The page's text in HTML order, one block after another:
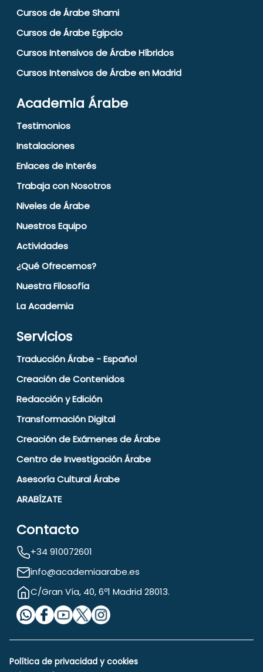
Cursos de Árabe Shami
Cursos de Árabe Egipcio
Cursos Intensivos de Árabe Híbridos
Cursos Intensivos de Árabe en Madrid
Academia Árabe
Testimonios
Instalaciones
Enlaces de Interés
Trabaja con Nosotros
Niveles de Árabe
Nuestros Equipo
Actividades
¿Qué Ofrecemos?
Nuestra Filosofía
La Academia
Servicios
Traducción Árabe - Español
Creación de Contenidos
Redacción y Edición
Transformación Digital
Creación de Exámenes de Árabe
Centro de Investigación Árabe
Asesoría Cultural Árabe
ARABÍZATE
Contacto
+34 910072601
info@academiaarabe.es
C/Gran Vía, 40, 6º1 Madrid 28013.
Política de privacidad y cookies